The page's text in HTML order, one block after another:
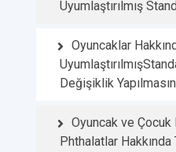
Uyumlaştırılmış
Oyuncaklar
Değişiklik
Oyuncak ve Çocuk
Phthalatlar Hakkında